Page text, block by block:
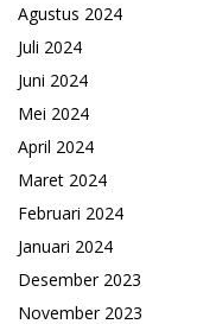
Agustus 2024
Juli 2024
Juni 2024
Mei 2024
April 2024
Maret 2024
Februari 2024
Januari 2024
Desember 2023
November 2023